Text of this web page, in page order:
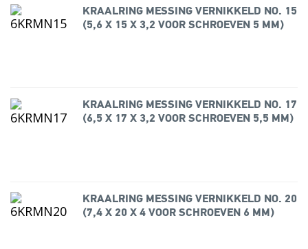
KRAALRING MESSING VERNIKKELD NO. 15
(5,6 X 15 X 3,2 VOOR SCHROEVEN 5 MM)
KRAALRING MESSING VERNIKKELD NO. 17
(6,5 X 17 X 3,2 VOOR SCHROEVEN 5,5 MM)
KRAALRING MESSING VERNIKKELD NO. 20
(7,4 X 20 X 4 VOOR SCHROEVEN 6 MM)